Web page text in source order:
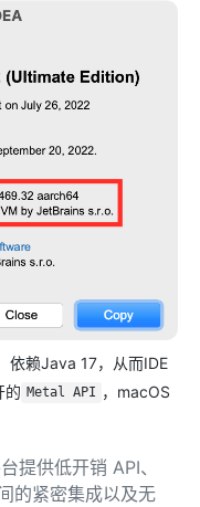
依赖Java 17，从而IDE
的 Metal API ，macOS
提供低开销 API、
的紧密集成以及无